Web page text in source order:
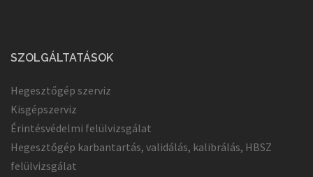
SZOLGÁLTATÁSOK
Hegesztőgép szerviz
Kisgépszerviz
Érintésvédelmi felülvizsgálat
Hegesztőgép karbantartás, validálás, kalibrálás, HBSZ
felülvizsgálat